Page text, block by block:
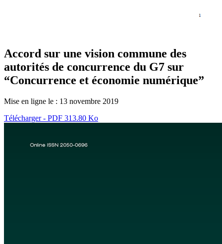
Accord sur une vision commune des
autorités de concurrence du G7 sur
“Concurrence et économie numérique”
Mise en ligne le : 13 novembre 2019
Télécharger - PDF 313.80 Ko